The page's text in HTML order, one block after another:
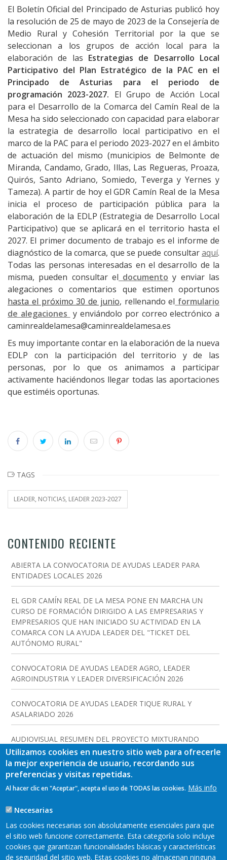
El Boletín Oficial del Principado de Asturias publicó hoy
la resolución de 25 de mayo de 2023 de la Consejería de
Medio Rural y Cohesión Territorial por la que se
seleccionan a los grupos de acción local para la
elaboración de las Estrategias de Desarrollo Local
Participativo del Plan Estratégico de la PAC en el
Principado de Asturias para el periodo de
programación 2023-2027. El Grupo de Acción Local
para el Desarrollo de la Comarca del Camín Real de la
Mesa ha sido seleccionado con capacidad para elaborar
la estrategia de desarrollo local participativo en el
marco de la PAC para el periodo 2023-2027 en el ámbito
de actuación del mismo (municipios de Belmonte de
Miranda, Candamo, Grado, Illas, Las Regueras, Proaza,
Quirós, Santo Adriano, Somiedo, Teverga y Yernes y
Tameza). A partir de hoy el GDR Camín Real de la Mesa
inicia el proceso de participación pública para la
elaboración de la EDLP (Estrategia de Desarrollo Local
Participativo) que se aplicará en el territorio hasta el
2027. El primer documento de trabajo es el informe de
diagnóstico de la comarca, que se puede consultaraquí.
Todas las personas interesadas en el desarrollo de la
misma, pueden consultar el documento y enviar las
alegaciones o comentarios que estimen oportunos
hasta el próximo 30 de junio, rellenando el formulario
de alegaciones y enviándolo por correo electrónico a
caminrealdelamesa@caminrealdelamesa.es
Es muy importante contar en la elaboración de la nueva
EDLP con la participación del territorio y de las
personas, por lo que os animamos a participar
activamente haciéndonos llegar todas las aportaciones
que estiméis oportunas.
TAGS
LEADER, NOTICIAS, LEADER 2023-2027
CONTENIDO RECIENTE
ABIERTA LA CONVOCATORIA DE AYUDAS LEADER PARA
ENTIDADES LOCALES 2026
EL GDR CAMÍN REAL DE LA MESA PONE EN MARCHA UN
CURSO DE FORMACIÓN DIRIGIDO A LAS EMPRESARIAS Y
EMPRESARIOS QUE HAN INICIADO SU ACTIVIDAD EN LA
COMARCA CON LA AYUDA LEADER DEL "TICKET DEL
AUTÓNOMO RURAL"
CONVOCATORIA DE AYUDAS LEADER AGRO, LEADER
AGROINDUSTRIA Y LEADER DIVERSIFICACIÓN 2026
CONVOCATORIA DE AYUDAS LEADER TIQUE RURAL Y
ASALARIADO 2026
AUDIOVISUAL RESUMEN DEL PROYECTO MIXTURANDO
Utilizamos cookies en nuestro sitio web para ofrecerle
la mejor experiencia de usuario, recordando sus
preferencias y visitas repetidas.
Al hacer clic en "Aceptar", acepta el uso de TODAS las cookies. Más info
Necesarias
Las cookies necesarias son absolutamente esenciales para que
el sitio web funcione correctamente. Esta categoría solo incluye
cookies que garantizan funcionalidades básicas y características
de seguridad del sitio web. Estas cookies no almacenan ninguna